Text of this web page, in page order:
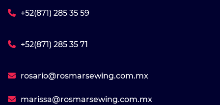
+52(871) 285 35 59
+52(871) 285 35 71
rosario@rosmarsewing.com.mx
marissa@rosmarsewing.com.mx